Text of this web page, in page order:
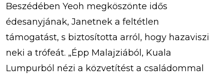
Beszédében Yeoh megköszönte idős
édesanyjának, Janetnek a feltétlen
támogatást, s biztosította arról, hogy hazaviszi
neki a trófeát. „Épp Malajziából, Kuala
Lumpurból nézi a közvetítést a családommal